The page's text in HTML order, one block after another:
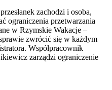
zachodzi i osoba,
ograniczenia przetwarzania
w Rzymskie Wakacje –
zwrócić się w każdym
Współpracownik
zarządzi ograniczenie